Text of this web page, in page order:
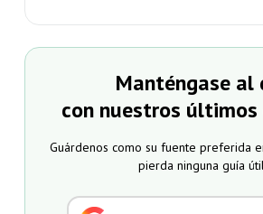
Manténgase al
con nuestros últimos
Guárdenos como su fuente preferida
pierda ninguna guía